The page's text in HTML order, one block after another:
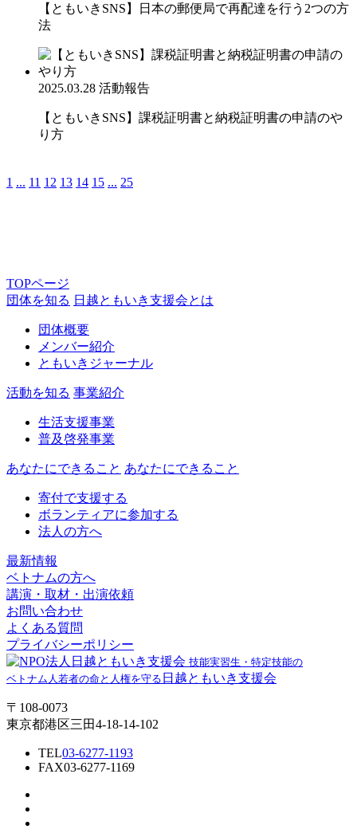
【ともいきSNS】日本の郵便局で再配達を行う2つの方
法
2025.03.28 活動報告
【ともいきSNS】課税証明書と納税証明書の申請のや
り方
1 ... 11 12 13 14 15 ... 25
TOPページ
団体を知る 日越ともいき支援会とは
団体概要
メンバー紹介
ともいきジャーナル
活動を知る 事業紹介
生活支援事業
普及啓発事業
あなたにできること あなたにできること
寄付で支援する
ボランティアに参加する
法人の方へ
最新情報
ベトナムの方へ
講演・取材・出演依頼
お問い合わせ
よくある質問
プライバシーポリシー
技能実習生・特定技能の
ベトナム人若者の命と人権を守る 日越ともいき支援会
〒108-0073
東京都港区三田4-18-14-102
TEL03-6277-1193
FAX03-6277-1169